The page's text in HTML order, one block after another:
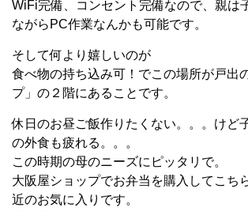
WiFi完備、コンセント完備なので、親は
ながらPC作業なんかも可能です。
そして何より嬉しいのが
食べ物の持ち込み可！でこの場所が戸出
プ」の２階にあることです。
休日のお昼ご飯作りたくない。。。けど
の外食も疲れる。。。
この時期の母のニーズにピッタリで。
大阪屋ショップでお弁当を購入してこち
近のお気に入りです。